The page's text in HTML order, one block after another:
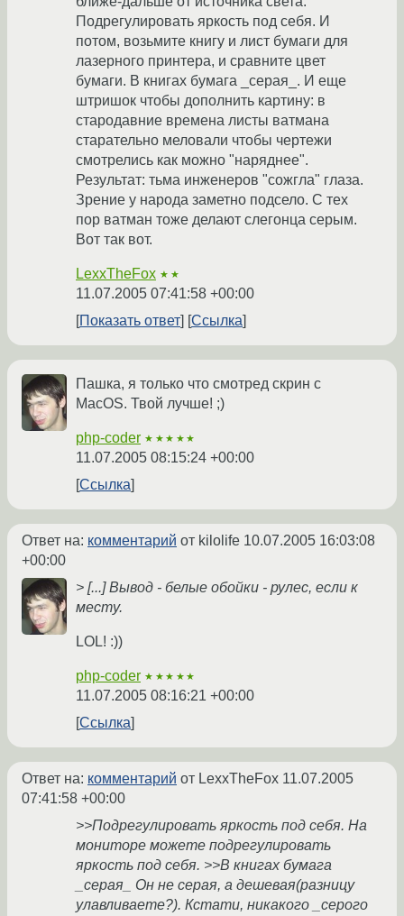
Подрегулировать яркость под себя. И
потом, возьмите книгу и лист бумаги для
лазерного принтера, и сравните цвет
бумаги. В книгах бумага _серая_. И еще
штришок чтобы дополнить картину: в
стародавние времена листы ватмана
старательно меловали чтобы чертежи
смотрелись как можно "наряднее".
Результат: тьма инженеров "сожгла" глаза.
Зрение у народа заметно подсело. С тех
пор ватман тоже делают слегонца серым.
Вот так вот.
LexxTheFox ★★
11.07.2005 07:41:58 +00:00
Показать ответ
Ссылка
Пашка, я только что смотред скрин с
MacOS. Твой лучше! ;)
php-coder ★★★★★
11.07.2005 08:15:24 +00:00
Ссылка
Ответ на: комментарий от kilolife 10.07.2005 16:03:08
+00:00
> [...] Вывод - белые обойки - рулес, если к
месту.
LOL! :))
php-coder ★★★★★
11.07.2005 08:16:21 +00:00
Ссылка
Ответ на: комментарий от LexxTheFox 11.07.2005
07:41:58 +00:00
>>Подрегулировать яркость под себя. На
мониторе можете подрегулировать
яркость под себя. >>В книгах бумага
_серая_ Он не серая, а дешевая(разницу
улавливаете?). Кстати, никакого _серого